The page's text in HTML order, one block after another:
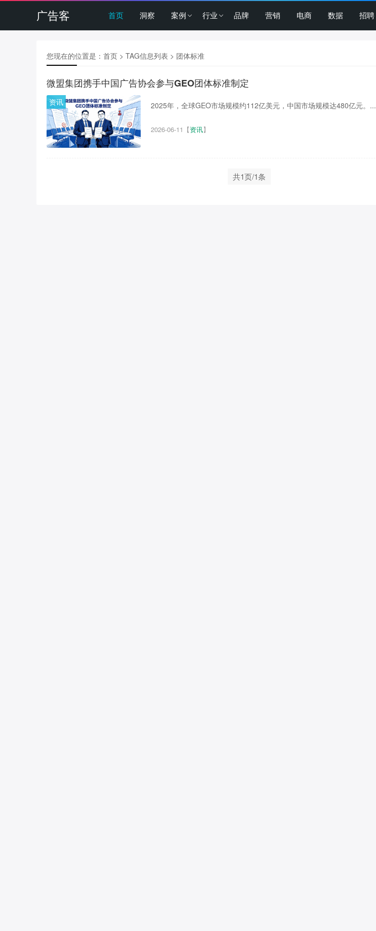
广告客 首页 洞察 案例 行业 品牌 营销 电商 数据 招聘
您现在的位置是： 首页 > TAG信息列表 > 团体标准
微盟集团携手中国广告协会参与GEO团体标准制定
资讯 2025年，全球GEO市场规模约112亿美元，中国市场规模达480亿元。...
2026-06-11 【资讯】
共1页/1条